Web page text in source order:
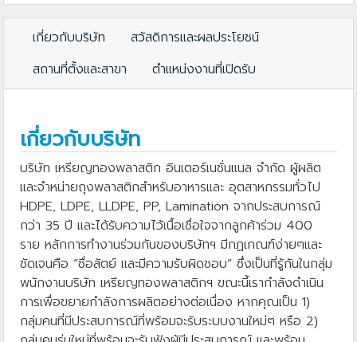
เกี่ยวกับบริษัท
สวัสดิการและผลประโยชน์
สถานที่ตั้งและสาขา
ตำแหน่งงานที่เปิดรับ
เกี่ยวกับบริษัท
บริษัท เหรียญทองพลาสติก อินเตอร์เนชั่นแนล จำกัด ผู้ผลิต
และจำหน่ายถุงพลาสติกสำหรับอาหารและ อุตสาหกรรมทั่วไป
HDPE, LDPE, LLDPE, PP, Lamination จากประสบการณ์
กว่า 35 ปี และได้รับความไว้เนื้อเชื่อใจจากลูกค้าร่วม 400
ราย หลักการทำงานร่วมกันของบริษัทฯ มีกฏเกณฑ์ง่ายๆและ
ชัดเจนคือ “ซื่อสัตย์ และมีความรับผิดชอบ” ซึ่งเป็นที่รู้กันในกลุ่ม
พนักงานบริษัท เหรียญทองพลาสติกฯ ขณะนี้เรากำลังดำเนิน
การเพื่อขยายกำลังการผลิตอย่างต่อเนื่อง หากคุณเป็น 1)
กลุ่มคนที่มีประสบการณ์ที่พร้อมจะรับระบบงานใหม่ๆ หรือ 2)